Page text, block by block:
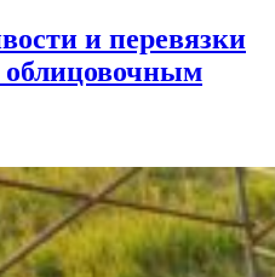
и перевязки
облицовочным